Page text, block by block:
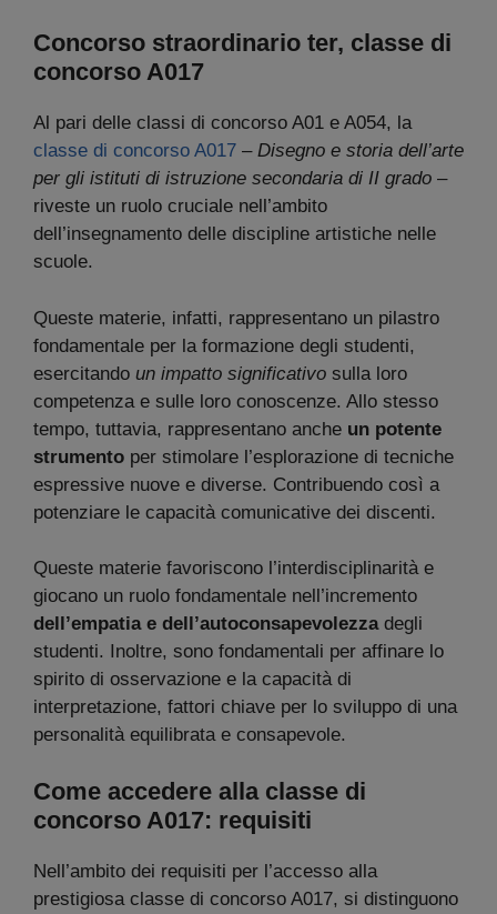
Concorso straordinario ter, classe di
concorso A017
Al pari delle classi di concorso A01 e A054, la
classe di concorso A017 – Disegno e storia dell’arte
per gli istituti di istruzione secondaria di II grado –
riveste un ruolo cruciale nell’ambito
dell’insegnamento delle discipline artistiche nelle
scuole.
Queste materie, infatti, rappresentano un pilastro
fondamentale per la formazione degli studenti,
esercitando un impatto significativo sulla loro
competenza e sulle loro conoscenze. Allo stesso
tempo, tuttavia, rappresentano anche un potente
strumento per stimolare l’esplorazione di tecniche
espressive nuove e diverse. Contribuendo così a
potenziare le capacità comunicative dei discenti.
Queste materie favoriscono l’interdisciplinarità e
giocano un ruolo fondamentale nell’incremento
dell’empatia e dell’autoconsapevolezzadegli
studenti. Inoltre, sono fondamentali per affinare lo
spirito di osservazione e la capacità di
interpretazione, fattori chiave per lo sviluppo di una
personalità equilibrata e consapevole.
Come accedere alla classe di
concorso A017: requisiti
Nell’ambito dei requisiti per l’accesso alla
prestigiosa classe di concorso A017, si distinguono